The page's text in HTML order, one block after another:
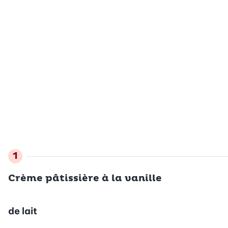
Crème pâtissière à la vanille
de lait